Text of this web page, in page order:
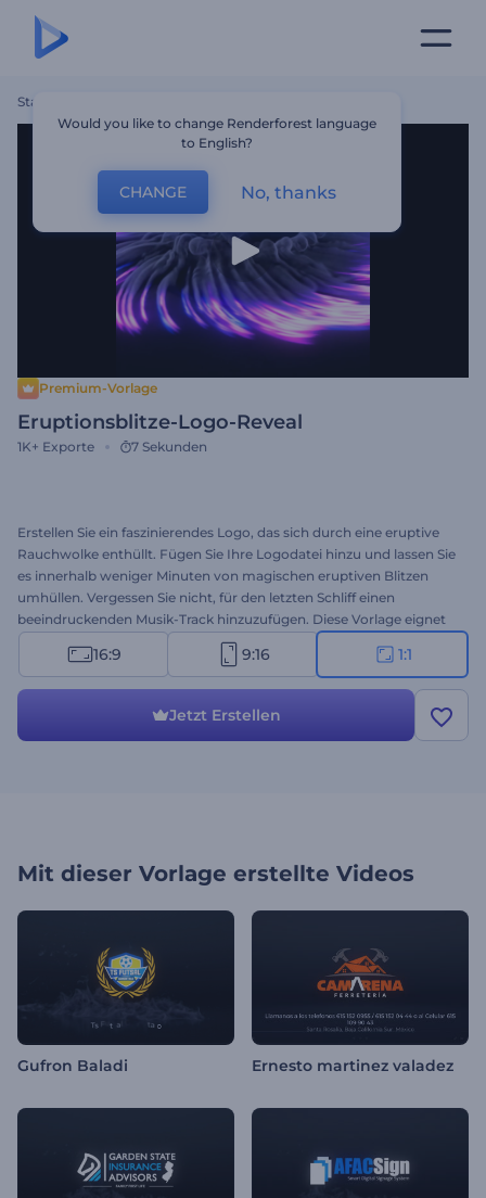
Startseite
Premium-Vorlage
Eruptionsblitze-Logo-Reveal
1K+ Exporte 7 Sekunden
Erstellen Sie ein faszinierendes Logo, das sich durch eine eruptive
Rauchwolke enthüllt. Fügen Sie Ihre Logodatei hinzu und lassen Sie
es innerhalb weniger Minuten von magischen eruptiven Blitzen
umhüllen. Vergessen Sie nicht, für den letzten Schliff einen
beeindruckenden Musik-Track hinzuzufügen. Diese Vorlage eignet
sich für YouTube-Intros und -Outros, Werbespots, Filmtrailer und
andere filmische Projekte. Probieren Sie diese Vorlage jetzt aus!
16:9 9:16 1:1
Jetzt Erstellen
Mit dieser Vorlage erstellte Videos
Gufron Baladi Ernesto martinez valadez
Would you like to change Renderforest language
to English?
CHANGE No, thanks